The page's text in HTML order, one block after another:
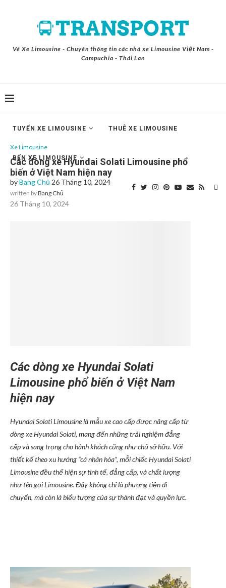
Vé Xe Limousine - Chuyên thông tin các nhà xe Limousine Việt Nam -
Campuchia - Thái Lan
TUYẾN XE LIMOUSINE THUÊ XE LIMOUSINE
BẾN XE LIMOUSINE
Xe Limousine
Các dòng xe Hyundai Solati Limousine phổ
biến ở Việt Nam hiện nay
byBang Chủ 26 Tháng 10, 2024
written byBang Chủ
26 Tháng 10, 2024
Các dòng xe Hyundai Solati
Limousine phổ biến ở Việt Nam
hiện nay
Hyundai Solati Limousine là mẫu xe cao cấp được nâng cấp từ
dòng xe Hyundai Solati, mang đến những trải nghiệm đẳng
cấp và sang trọng cho hành khách cũng như chủ sở hữu. Với
thiết kế theo xu hướng “cá nhân hóa”, mỗi chiếc Hyundai Solati
Limousine đều thể hiện sự tinh tế, đẳng cấp, và chất lượng
như tên gọi Limousine. Đây không chỉ là phương tiện di
chuyển, mà còn là biểu tượng của sự thành đạt và quyền lực.